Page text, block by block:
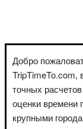
Добро
TripTimeTo.com,
точных
оценки времени
крупными